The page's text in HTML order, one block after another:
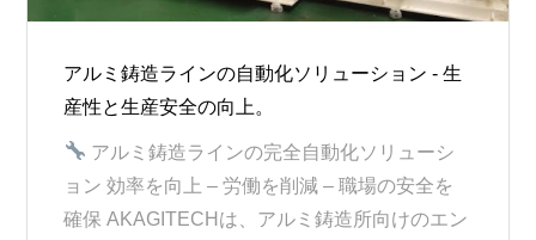
アルミ鋳造ラインの自動化ソリューション - 生
産性と生産安全の向上。
アルミ鋳造ラインの完全自動化ソリューシ
ョン 効率を向上 – 労働を削減 – 職場の安全を
確保 AKAGITECHは、アルミ鋳造所向けのエン